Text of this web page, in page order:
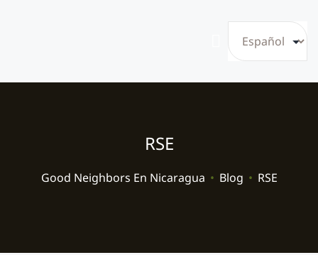
RSE
Good Neighbors En Nicaragua • Blog • RSE